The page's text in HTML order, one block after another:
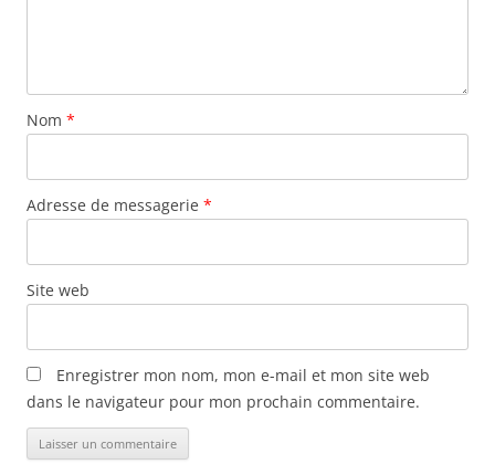
Nom *
Adresse de messagerie *
Site web
Enregistrer mon nom, mon e-mail et mon site web
dans le navigateur pour mon prochain commentaire.